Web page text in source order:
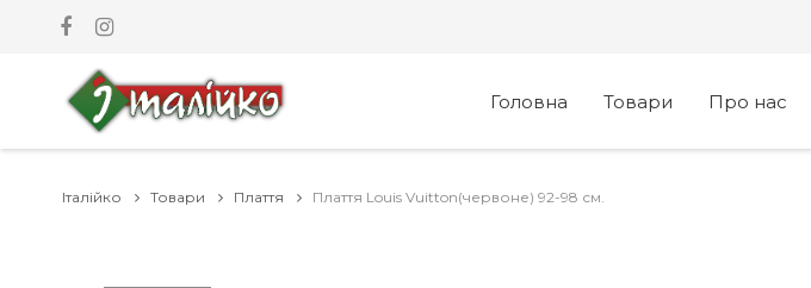
Головна Товари Про нас
Італійко Товари Плаття Плаття Louis Vuitton(червоне) 92-98 см.